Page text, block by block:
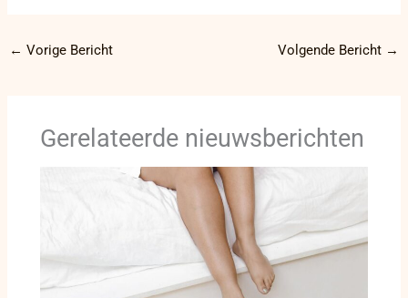
← Vorige Bericht Volgende Bericht →
Gerelateerde nieuwsberichten